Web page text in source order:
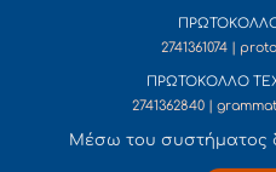
2741361074 |
ΠΡΩΤΟΚΟΛΛΟ
2741362840 |
Mέσω του συστήματος